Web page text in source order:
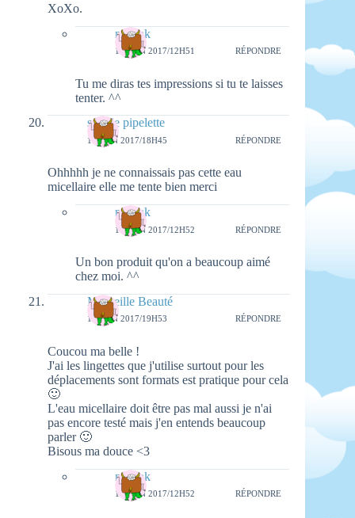
XoXo.
natieak
18 JUIN 2017/12H51 RÉPONDRE
Tu me diras tes impressions si tu te laisses
tenter. ^^
sophie pipelette
16 JUIN 2017/18H45 RÉPONDRE
Ohhhhh je ne connaissais pas cette eau
micellaire elle me tente bien merci
natieak
18 JUIN 2017/12H52 RÉPONDRE
Un bon produit qu'on a beaucoup aimé
chez moi. ^^
Merveille Beauté
16 JUIN 2017/19H53 RÉPONDRE
Coucou ma belle !
J'ai les lingettes que j'utilise surtout pour les
déplacements sont formats est pratique pour cela
🙂
L'eau micellaire doit être pas mal aussi je n'ai
pas encore testé mais j'en entends beaucoup
parler 🙂
Bisous ma douce <3
natieak
18 JUIN 2017/12H52 RÉPONDRE